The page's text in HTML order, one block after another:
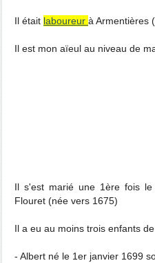
Il était laboureur à Armentières
Il est mon aïeul au niveau de
Il s'est marié une 1ère fois
Flouret (née vers 1675)
Il a eu au moins trois enfants
- Albert né le 1er janvier 1699